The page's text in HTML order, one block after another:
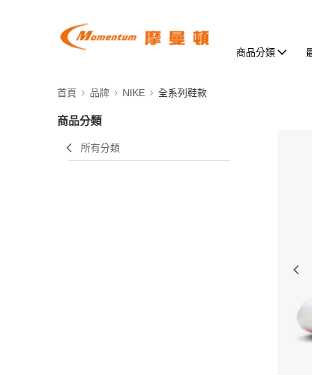
商品分類
首頁 品牌 NIKE 全系列鞋款
商品分類
所有分類